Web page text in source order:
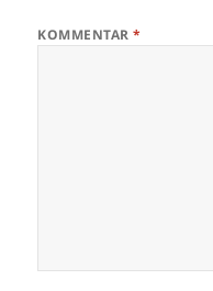
KOMMENTAR*